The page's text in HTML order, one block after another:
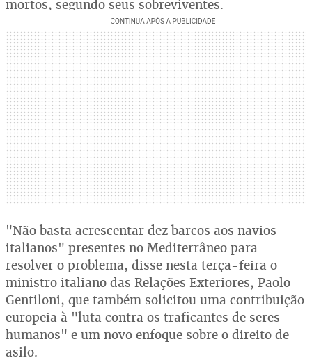
mortos, segundo seus sobreviventes.
"Não basta acrescentar dez barcos aos navios
italianos" presentes no Mediterrâneo para
resolver o problema, disse nesta terça-feira o
ministro italiano das Relações Exteriores, Paolo
Gentiloni, que também solicitou uma contribuição
europeia à "luta contra os traficantes de seres
humanos" e um novo enfoque sobre o direito de
asilo.